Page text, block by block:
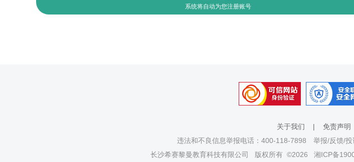
系统将自动为您注册账号
关于我们 | 免责声明
违法和不良信息举报电话：400-118-7898 举报/反馈/投
长沙希赛黎曼教育科技有限公司
版权所有 ©2026 湘ICP备